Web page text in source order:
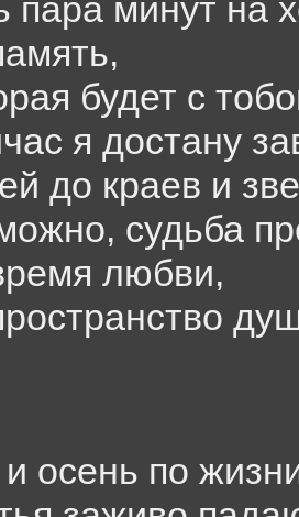
пара минут на
будет с
я достану
до краев и
судьба
любви,
и осень по